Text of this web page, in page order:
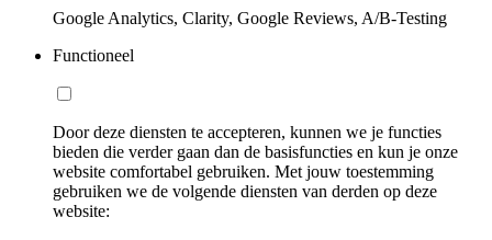
Google Analytics, Clarity, Google Reviews, A/B-Testing
Functioneel
Door deze diensten te accepteren, kunnen we je functies
bieden die verder gaan dan de basisfuncties en kun je onze
website comfortabel gebruiken. Met jouw toestemming
gebruiken we de volgende diensten van derden op deze
website: